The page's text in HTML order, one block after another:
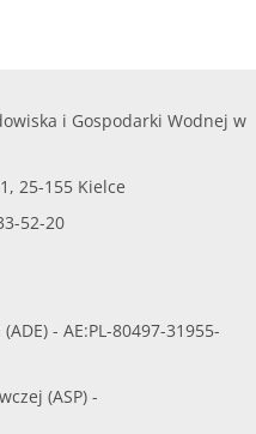
i Gospodarki Wodnej w
25-155 Kielce
52-20
- AE:PL-80497-31955-
(ASP) -